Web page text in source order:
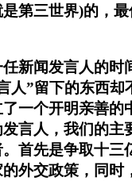
第三世界)的，
新闻发言人的时
人”留下的东西却
一个开明亲善的
言人，我们的主
首先是争取十三
外交政策，同时